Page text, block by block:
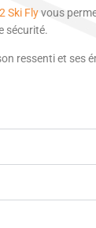
Ski Flyvous
sécurité.
ressenti et ses